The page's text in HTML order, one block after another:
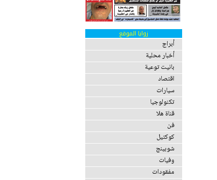
زوايا الموقع
أبراج
أخبار محلية
بانيت توعية
اقتصاد
سيارات
تكنولوجيا
قناة هلا
فن
كوكتيل
شوبينج
وفيات
مفقودات